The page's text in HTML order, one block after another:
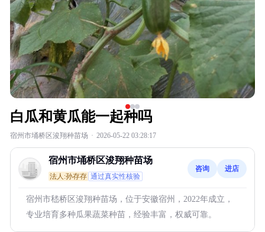
白瓜和黄瓜能一起种吗
宿州市埇桥区浚翔种苗场 · 2026-05-22 03:28:17
宿州市埇桥区浚翔种苗场
法人:孙存存 通过真实性核验
咨询 进店
宿州市嵇桥区浚翔种苗场，位于安徽宿州，2022年成立，
专业培育多种瓜果蔬菜种苗，经验丰富，权威可靠。